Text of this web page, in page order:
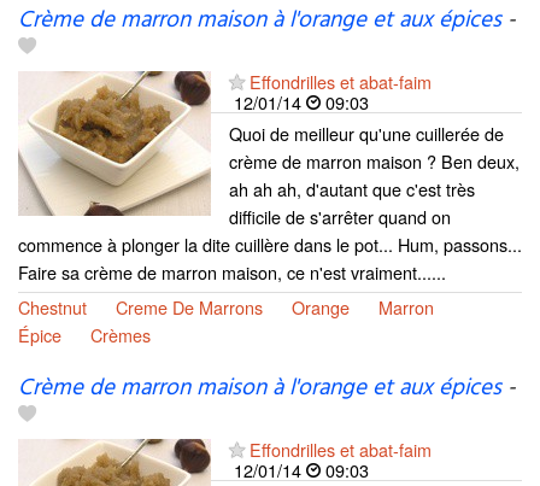
Crème de marron maison à l'orange et aux épices-
Effondrilles et abat-faim
12/01/14
09:03
Quoi de meilleur qu'une cuillerée de
crème de marron maison ? Ben deux,
ah ah ah, d'autant que c'est très
difficile de s'arrêter quand on
commence à plonger la dite cuillère dans le pot... Hum, passons...
Faire sa crème de marron maison, ce n'est vraiment......
Chestnut
Creme De Marrons Orange
Marron
Épice
Crèmes
Crème de marron maison à l'orange et aux épices-
Effondrilles et abat-faim
12/01/14
09:03